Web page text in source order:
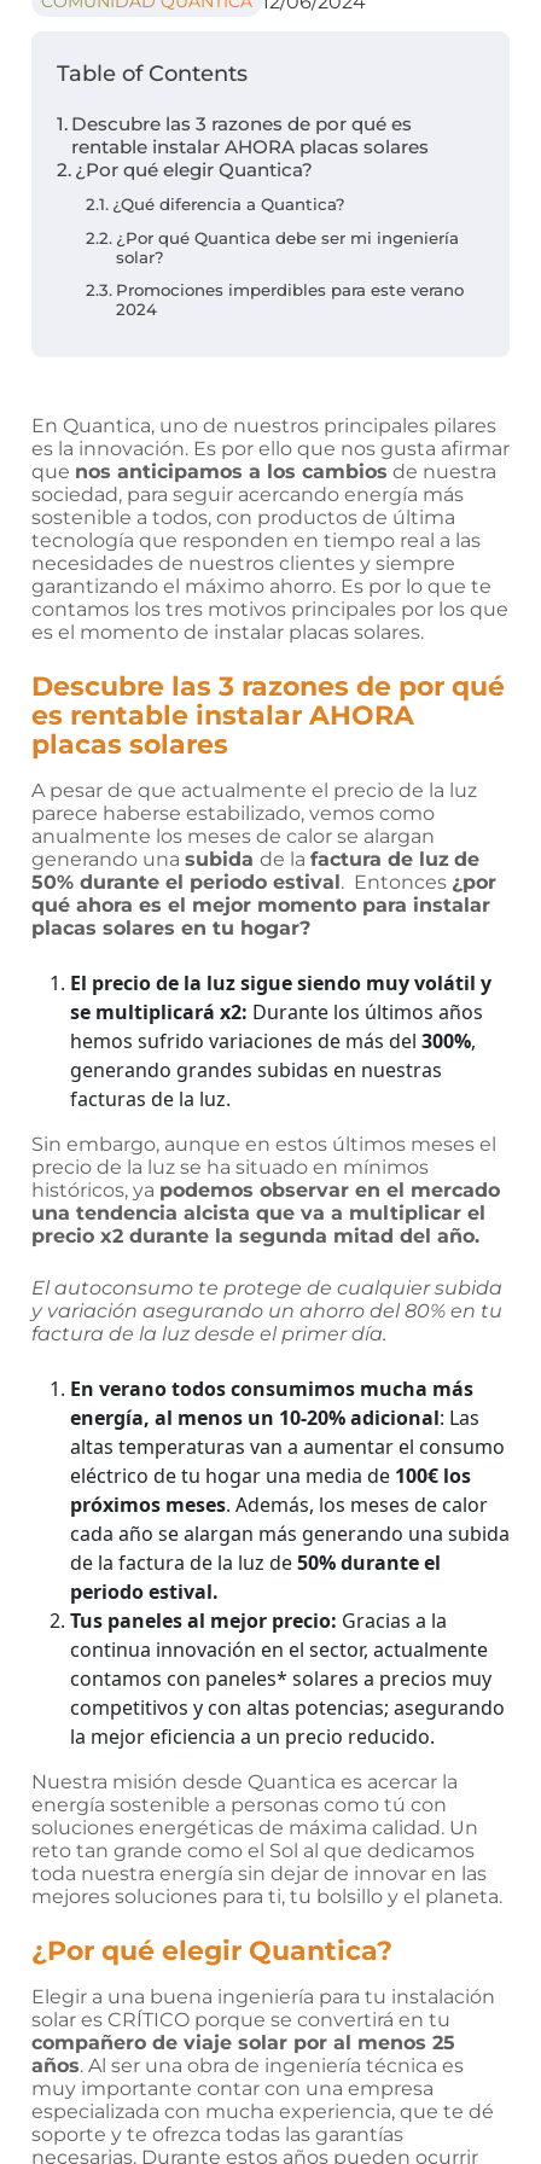
A 0
AEROTERMIA
TARIFAS
CONÓCENOS
CONTACTO
Table of Contents
Descubre las 3 razones de por qué es
rentable instalar AHORA placas solares
¿Por qué elegir Quantica?
¿Qué diferencia a Quantica?
¿Por qué Quantica debe ser mi ingeniería
solar?
Promociones imperdibles para este verano
2024
En Quantica, uno de nuestros principales pilares
es la innovación. Es por ello que nos gusta afirmar
que nos anticipamos a los cambios de nuestra
sociedad, para seguir acercando energía más
sostenible a todos, con productos de última
tecnología que responden en tiempo real a las
necesidades de nuestros clientes y siempre
garantizando el máximo ahorro. Es por lo que te
contamos los tres motivos principales por los que
es el momento de instalar placas solares.
Descubre las 3 razones de por qué
es rentable instalar AHORA
placas solares
A pesar de que actualmente el precio de la luz
parece haberse estabilizado, vemos como
anualmente los meses de calor se alargan
generando una subida de la factura de luz de
50% durante el periodo estival. Entonces ¿por
qué ahora es el mejor momento para instalar
placas solares en tu hogar?
El precio de la luz sigue siendo muy volátil y
se multiplicará x2: Durante los últimos años
hemos sufrido variaciones de más del 300%,
generando grandes subidas en nuestras
facturas de la luz.
Sin embargo, aunque en estos últimos meses el
precio de la luz se ha situado en mínimos
históricos, ya podemos observar en el mercado
una tendencia alcista que va a multiplicar el
precio x2 durante la segunda mitad del año.
El autoconsumo te protege de cualquier subida
y variación asegurando un ahorro del 80% en tu
factura de la luz desde el primer día.
En verano todos consumimos mucha más
energía, al menos un 10-20% adicional: Las
altas temperaturas van a aumentar el consumo
eléctrico de tu hogar una media de 100€ los
próximos meses. Además, los meses de calor
cada año se alargan más generando una subida
de la factura de la luz de50% durante el
periodo estival.
Tus paneles al mejor precio: Gracias a la
continua innovación en el sector, actualmente
contamos con paneles* solares a precios muy
competitivos y con altas potencias; asegurando
la mejor eficiencia a un precio reducido.
Nuestra misión desde Quantica es acercar la
energía sostenible a personas como tú con
soluciones energéticas de máxima calidad. Un
reto tan grande como el Sol al que dedicamos
toda nuestra energía sin dejar de innovar en las
mejores soluciones para ti, tu bolsillo y el planeta.
¿Por qué elegir Quantica?
Elegir a una buena ingeniería para tu instalación
solar es CRÍTICO porque se convertirá en tu
compañero de viaje solar por al menos 25
años. Al ser una obra de ingeniería técnica es
muy importante contar con una empresa
especializada con mucha experiencia, que te dé
soporte y te ofrezca todas las garantías
necesarias. Durante estos años pueden ocurrir